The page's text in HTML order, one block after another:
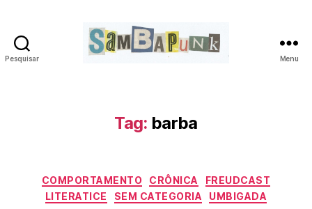
Pesquisar Menu
Tag: barba
Categorias
COMPORTAMENTO CRÔNICA
FREUDCAST
LITERATICE
SEM CATEGORIA UMBIGADA